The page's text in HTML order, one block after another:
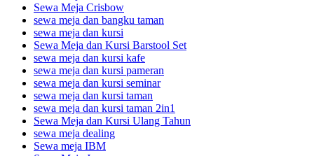
Sewa Meja Crisbow
sewa meja dan bangku taman
sewa meja dan kursi
Sewa Meja dan Kursi Barstool Set
sewa meja dan kursi kafe
sewa meja dan kursi pameran
sewa meja dan kursi seminar
sewa meja dan kursi taman
sewa meja dan kursi taman 2in1
Sewa Meja dan Kursi Ulang Tahun
sewa meja dealing
Sewa meja IBM